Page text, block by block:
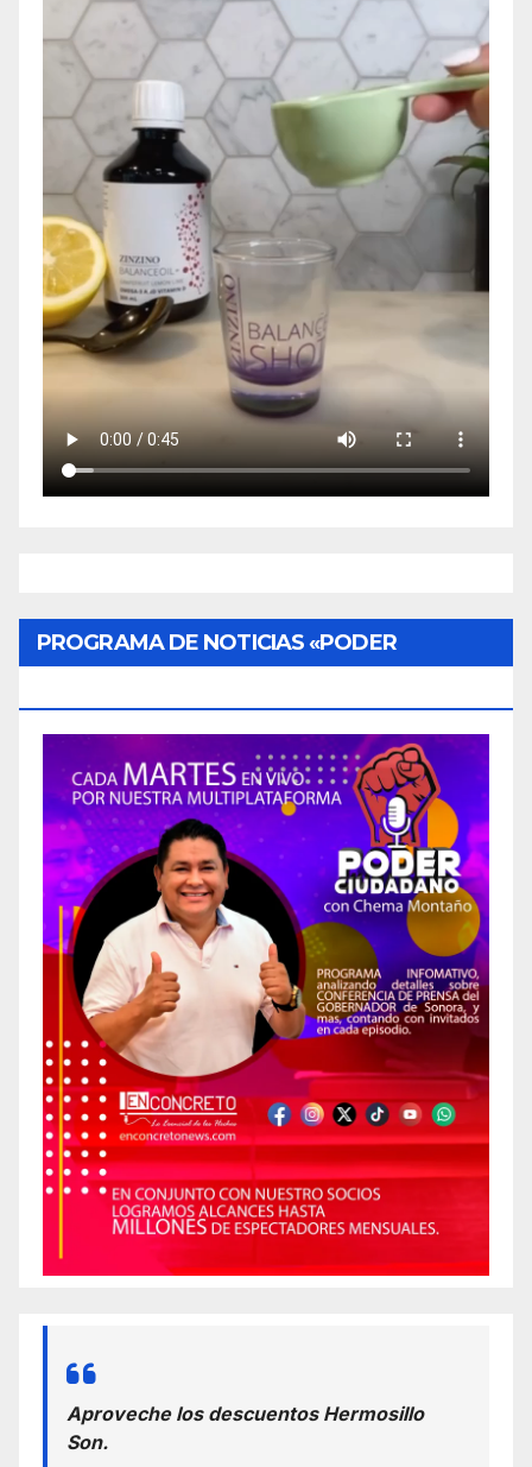
PROGRAMA DE NOTICIAS «PODER
Aproveche los descuentos Hermosillo
Son.